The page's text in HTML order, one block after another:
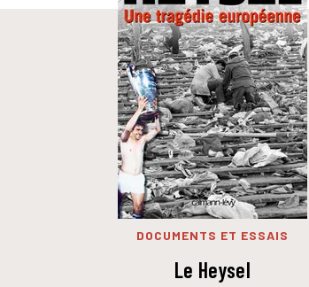
DOCUMENTS ET ESSAIS
Le Heysel